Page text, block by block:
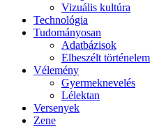
Vizuális kultúra
Technológia
Tudományosan
Adatbázisok
Elbeszélt történelem
Vélemény
Gyermeknevelés
Lélektan
Versenyek
Zene